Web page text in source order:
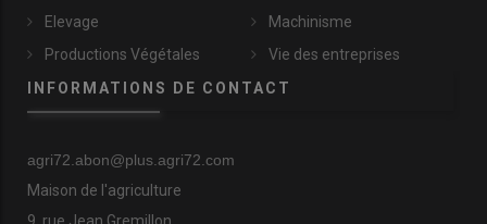
Elevage
Productions Végétales
Machinisme
Vie des entreprises
INFORMATIONS DE CONTACT
agri72.abon@plus.agri72.com
Maison de l'agriculture